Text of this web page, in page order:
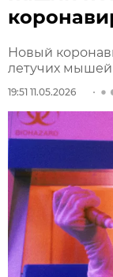
Новый
летучих мышей
19:51 11.05.2026